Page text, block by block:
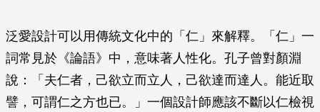
泛愛設計可以用傳統文化中的「仁」來解釋。「仁」一
詞常見於《論語》中，意味著人性化。孔子曾對顏淵
說：「夫仁者，己欲立而立人，己欲達而達人。能近取
譬，可謂仁之方也已。」一個設計師應該不斷以仁檢視